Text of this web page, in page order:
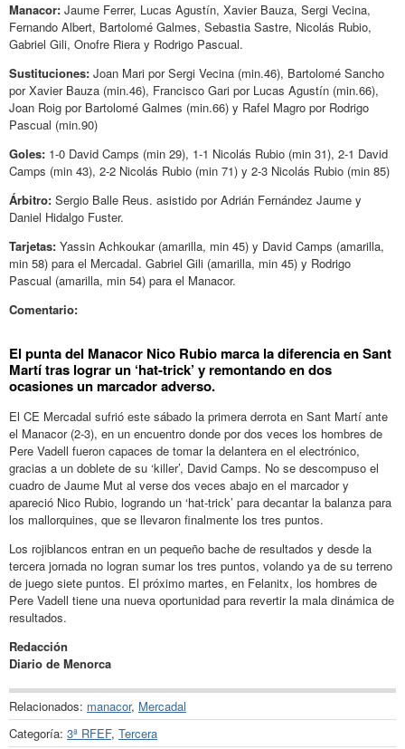
Manacor: Jaume Ferrer, Lucas Agustín, Xavier Bauza, Sergi Vecina,
Fernando Albert, Bartolomé Galmes, Sebastia Sastre, Nicolás Rubio,
Gabriel Gili, Onofre Riera y Rodrigo Pascual.
Sustituciones: Joan Mari por Sergi Vecina (min.46), Bartolomé Sancho
por Xavier Bauza (min.46), Francisco Gari por Lucas Agustín (min.66),
Joan Roig por Bartolomé Galmes (min.66) y Rafel Magro por Rodrigo
Pascual (min.90)
Goles: 1-0 David Camps (min 29), 1-1 Nicolás Rubio (min 31), 2-1 David
Camps (min 43), 2-2 Nicolás Rubio (min 71) y 2-3 Nicolás Rubio (min 85)
Árbitro: Sergio Balle Reus. asistido por Adrián Fernández Jaume y
Daniel Hidalgo Fuster.
Tarjetas: Yassin Achkoukar (amarilla, min 45) y David Camps (amarilla,
min 58) para el Mercadal. Gabriel Gili (amarilla, min 45) y Rodrigo
Pascual (amarilla, min 54) para el Manacor.
Comentario:
El punta del Manacor Nico Rubio marca la diferencia en Sant
Martí tras lograr un ‘hat-trick’ y remontando en dos
ocasiones un marcador adverso.
El CE Mercadal sufrió este sábado la primera derrota en Sant Martí ante
el Manacor (2-3), en un encuentro donde por dos veces los hombres de
Pere Vadell fueron capaces de tomar la delantera en el electrónico,
gracias a un doblete de su ‘killer’, David Camps. No se descompuso el
cuadro de Jaume Mut al verse dos veces abajo en el marcador y
apareció Nico Rubio, logrando un ‘hat-trick’ para decantar la balanza para
los mallorquines, que se llevaron finalmente los tres puntos.
Los rojiblancos entran en un pequeño bache de resultados y desde la
tercera jornada no logran sumar los tres puntos, volando ya de su terreno
de juego siete puntos. El próximo martes, en Felanitx, los hombres de
Pere Vadell tiene una nueva oportunidad para revertir la mala dinámica de
resultados.
Redacción
Diario de Menorca
Relacionados: manacor, Mercadal
Categoría: 3ª RFEF, Tercera